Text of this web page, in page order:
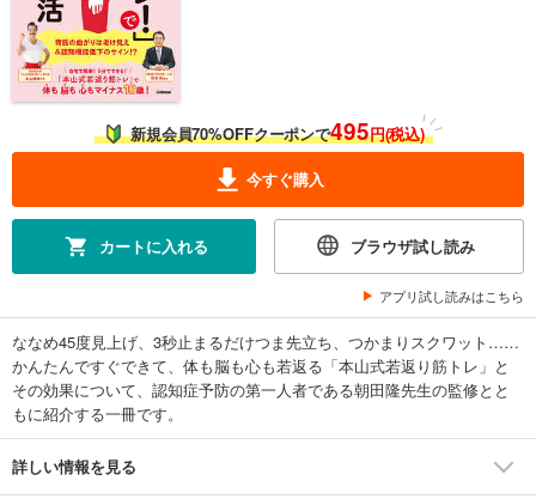
新規会員70%OFFクーポンで495円(税込)
今すぐ購入
カートに入れる ブラウザ試し読み
アプリ試し読みはこちら
ななめ45度見上げ、3秒止まるだけつま先立ち、つかまりスクワット……
かんたんですぐできて、体も脳も心も若返る「本山式若返り筋トレ」と
その効果について、認知症予防の第一人者である朝田隆先生の監修とと
もに紹介する一冊です。
詳しい情報を見る